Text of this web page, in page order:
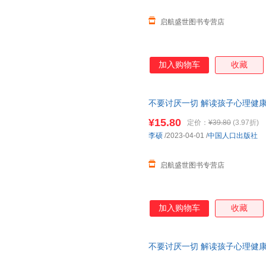
启航盛世图书专营店
加入购物车 收藏
不要讨厌一切 解读孩子心理健
¥15.80 定价： ¥39.80 (3.97折)
启航盛世图书专营店
李硕 /2023-04-01 /中国人口出版社
加入购物车 收藏
不要讨厌一切 解读孩子心理健